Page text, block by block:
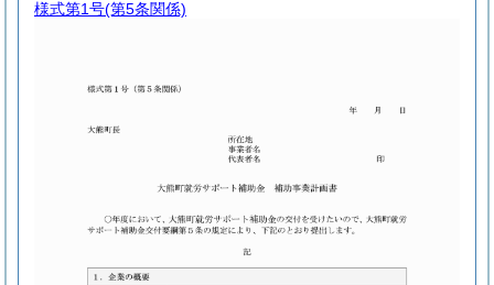
様式第1号(第5条関係)